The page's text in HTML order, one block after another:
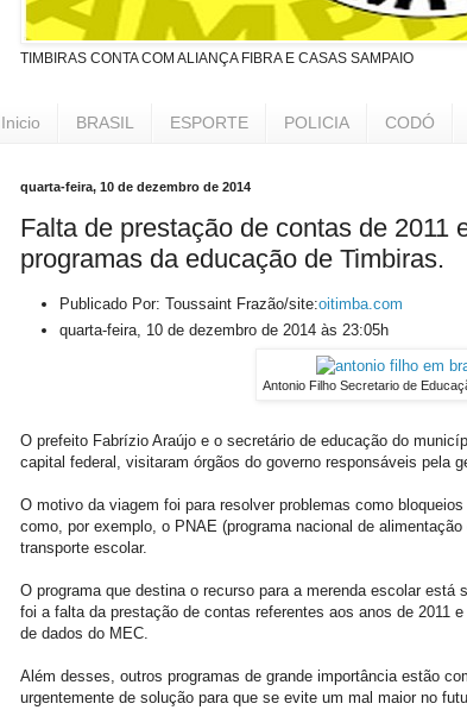
TIMBIRAS CONTA COM ALIANÇA FIBRA E CASAS SAMPAIO
Inicio BRASIL ESPORTE POLICIA CODÓ
quarta-feira, 10 de dezembro de 2014
Falta de prestação de contas de 2011
programas da educação de Timbiras.
Publicado Por: Toussaint Frazão/site:oitimba.com
quarta-feira, 10 de dezembro de 2014 às 23:05h
Antonio Filho Secretario de
O prefeito Fabrízio Araújo e o secretário de educação do
capital federal, visitaram órgãos do governo responsáveis pela
O motivo da viagem foi para resolver problemas como
como, por exemplo, o PNAE (programa nacional de
transporte escolar.
O programa que destina o recurso para a merenda escolar
foi a falta da prestação de contas referentes aos anos de 2011
de dados do MEC.
Além desses, outros programas de grande importância estão
urgentemente de solução para que se evite um mal maior no